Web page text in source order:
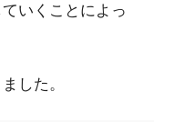
いくことによっ
した。